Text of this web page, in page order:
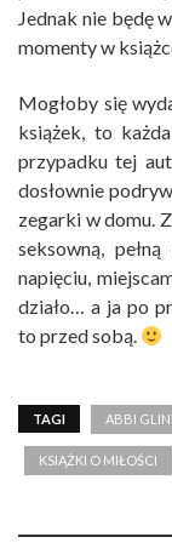
Jednak nie będę
momenty w
Mogłoby się
książek, to
przypadku tej
dosłownie
zegarki w domu.
seksowną,
napięciu,
działo… a ja po
to przed sobą.
TAGI ABBI
KSIĄŻKI O MIŁOŚCI